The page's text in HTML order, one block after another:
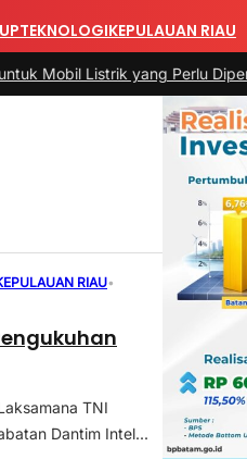
TEKNOLOGIKEPULAUAN RIAU
yang Perlu Diperhatikan|
RIAU•
TNI
Dantim Intel...